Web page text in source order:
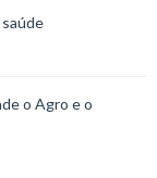
o Agro e o